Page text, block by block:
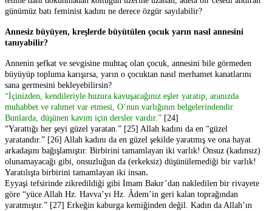
günümüz batı feminist kadını ne derece özgür sayılabilir?
Annesiz büyüyen, kreşlerde büyütülen çocuk yarın nasıl annesini
tanıyabilir?
Annenin şefkat ve sevgisine muhtaç olan çocuk, annesini bile görmeden
büyüyüp topluma karışırsa, yarın o çocuktan nasıl merhamet kanatlarını
sana germesini bekleyebilirsin?
“İçinizden, kendileriyle huzura kavuşacağınız eşler yaratıp; aranızda
muhabbet ve rahmet var etmesi, O’nun varlığının belgelerindendir.
Bunlarda, düşünen kavim için dersler vardır.” [24]
“Yarattığı her şeyi güzel yaratan.” [25] Allah kadını da en “güzel
yaratandır.” [26] Allah kadını da en güzel şekilde yaratmış ve ona hayat
arkadaşını bağışlamıştır. Birbirini tamamlayan iki varlık! Onsuz (kadınsız)
olunamayacağı gibi, onsuzluğun da (erkeksiz) düşünülemediği bir varlık!
Yaratılışta birbirini tamamlayan iki insan.
Eyyaşi tefsirinde zikredildiği gibi İmam Bakır’dan nakledilen bir rivayete
göre “yüce Allah Hz. Havva’yı Hz. Âdem’in geri kalan toprağından
yaratmıştır.” [27] Erkeğin kaburga kemiğinden değil. Kadın da Allah’ın